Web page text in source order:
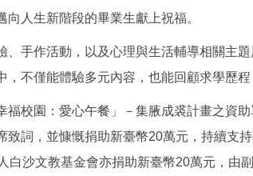
人生新階段的畢業生獻上祝福。
手作活動，以及心理與生活輔導相關主
不僅能體驗多元內容，也能回顧求學歷
校園：愛心午餐」－集腋成裘計畫之資
詞，並慷慨捐助新臺幣20萬元，持續支
沙文教基金會亦捐助新臺幣20萬元，由